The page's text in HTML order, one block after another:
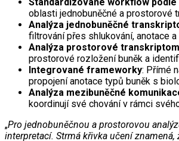
oblasti jednobuněčné a prostorové
Analýza jednobuněčné
filtrování přes shlukování, anotace
Analýza prostorové
prostorové rozložení buněk a
Integrované frameworky: Přímé
propojení anotace typů buněk s
Analýza mezibuněčné
koordinují své chování v rámci
„Pro jednobuněčnou a prostorovou
interpretací. Strmá křivka učení